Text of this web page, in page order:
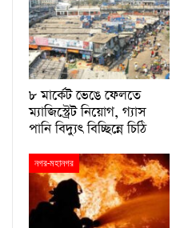
৮ মার্কেট ভেঙে ফেলতে
ম্যাজিস্ট্রেট নিয়োগ, গ্যাস
পানি বিদ্যুৎ বিচ্ছিন্নে চিঠি
নগর-মহানগর